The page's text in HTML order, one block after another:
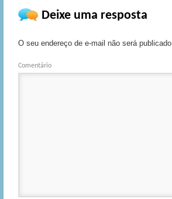
Deixe uma resposta
O seu endereço de e-mail não será publicado.
Comentário